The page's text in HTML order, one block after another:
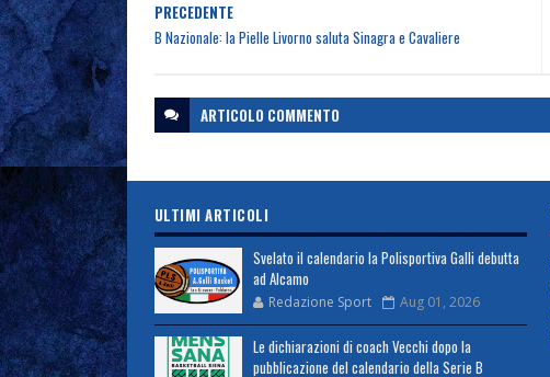
PRECEDENTE
B Nazionale: la Pielle Livorno saluta Sinagra e Cavaliere
ARTICOLO COMMENTO
ULTIMI ARTICOLI
Svelato il calendario la Polisportiva Galli debutta
ad Alcamo
Redazione Sport Aug 01, 2026
Le dichiarazioni di coach Vecchi dopo la
pubblicazione del calendario della Serie B